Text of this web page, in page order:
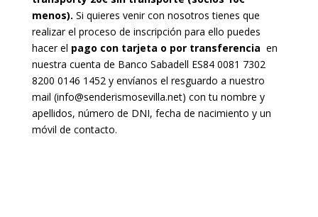
menos). Si quieres venir con nosotros tienes que
realizar el proceso de inscripción para ello puedes
hacer el pago con tarjeta o por transferencia en
nuestra cuenta de Banco Sabadell ES84 0081 7302
8200 0146 1452 y envíanos el resguardo a nuestro
mail (info@senderismosevilla.net) con tu nombre y
apellidos, número de DNI, fecha de nacimiento y un
móvil de contacto.